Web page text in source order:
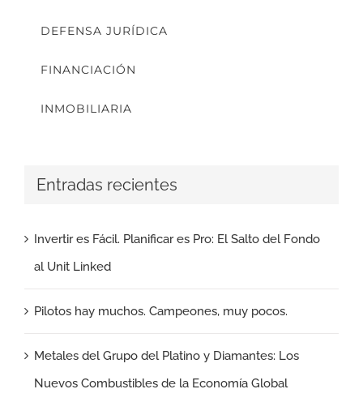
DEFENSA JURÍDICA
FINANCIACIÓN
INMOBILIARIA
Entradas recientes
Invertir es Fácil. Planificar es Pro: El Salto del Fondo
al Unit Linked
Pilotos hay muchos. Campeones, muy pocos.
Metales del Grupo del Platino y Diamantes: Los
Nuevos Combustibles de la Economía Global